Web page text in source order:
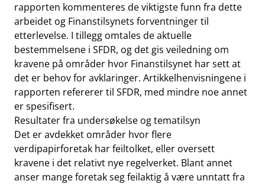
rapporten kommenteres de viktigste funn fra dette
arbeidet og Finanstilsynets forventninger til
etterlevelse. I tillegg omtales de aktuelle
bestemmelsene i SFDR, og det gis veiledning om
kravene på områder hvor Finanstilsynet har sett at
det er behov for avklaringer. Artikkelhenvisningene i
rapporten refererer til SFDR, med mindre noe annet
er spesifisert.
Resultater fra undersøkelse og tematilsyn
Det er avdekket områder hvor flere
verdipapirforetak har feiltolket, eller oversett
kravene i det relativt nye regelverket. Blant annet
anser mange foretak seg feilaktig å være unntatt fra